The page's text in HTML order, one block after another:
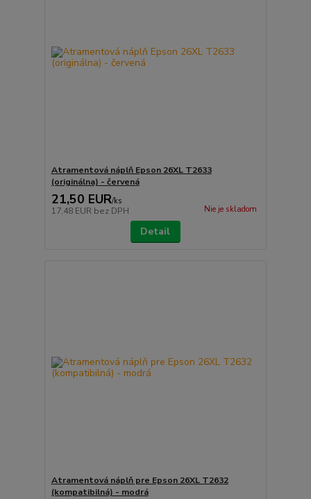
Atramentová náplň Epson 26XL T2633
(originálna) - červená
21,50 EUR/ks
17,48 EUR bez DPH Nie je skladom
Detail
Atramentová náplň pre Epson 26XL T2632
(kompatibilná) - modrá